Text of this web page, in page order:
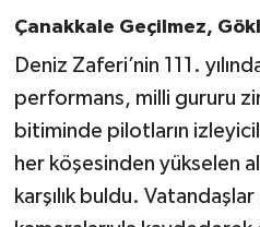
Çanakkale Geçilmez,
Deniz Zaferi’nin 111.
performans, milli gururu
bitiminde pilotların
her köşesinden yükselen
karşılık buldu.